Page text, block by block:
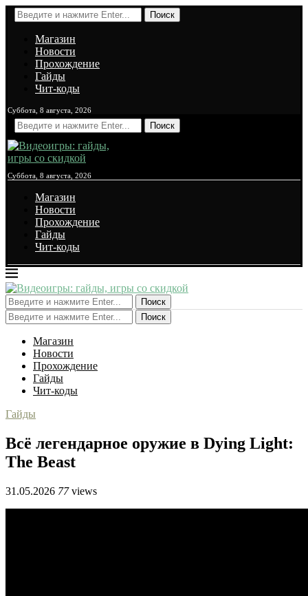
Поиск
Магазин
Новости
Прохождение
Гайды
Чит-коды
Суббота, 8 августа, 2026
Поиск
Суббота, 8 августа, 2026
Магазин
Новости
Прохождение
Гайды
Чит-коды
Поиск
Поиск
Магазин
Новости
Прохождение
Гайды
Чит-коды
Гайды
Всё легендарное оружие в Dying Light:
The Beast
31.05.2026 77views